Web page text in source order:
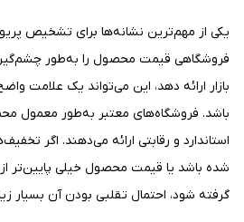
یکی از مهم‌ترین نشانه‌ها برای تشخیص
فروشگاهی قیمت محصول را به‌طور
بازار ارائه دهد، این می‌تواند یک علامت
باشد. فروشگاه‌های معتبر به‌طور معمول
استاندارد و رقابتی ارائه می‌دهند. اگر
شده باشد یا قیمت محصول خیلی پایین‌تر
گرفته شود، احتمال تقلبی بودن آن بسیار